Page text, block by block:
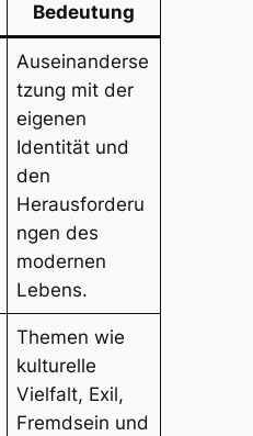
Bedeutung
Auseinanderse
tzung mit der
eigenen
Identität und
den
Herausforderu
ngen des
modernen
Lebens.
Themen wie
kulturelle
Vielfalt, Exil,
Fremdsein und